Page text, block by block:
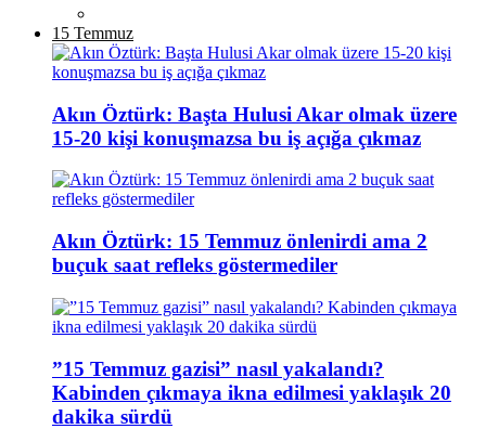
15 Temmuz
Akın Öztürk: Başta Hulusi Akar olmak üzere
15-20 kişi konuşmazsa bu iş açığa çıkmaz
Akın Öztürk: 15 Temmuz önlenirdi ama 2
buçuk saat refleks göstermediler
”15 Temmuz gazisi” nasıl yakalandı?
Kabinden çıkmaya ikna edilmesi yaklaşık 20
dakika sürdü